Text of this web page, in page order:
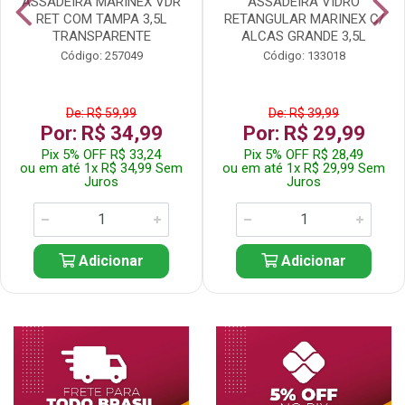
RET COM TAMPA 3,5L
TRANSPARENTE
Código: 257049
De: R$ 59,99
Por: R$ 34,99
Pix 5% OFF R$ 33,24
ou em até 1x R$ 34,99 Sem
Juros
Adicionar
RETANGULAR MARINEX C/
ALCAS GRANDE 3,5L
Código: 133018
De: R$ 39,99
Por: R$ 29,99
Pix 5% OFF R$ 28,49
ou em até 1x R$ 29,99 Sem
Juros
Adicionar